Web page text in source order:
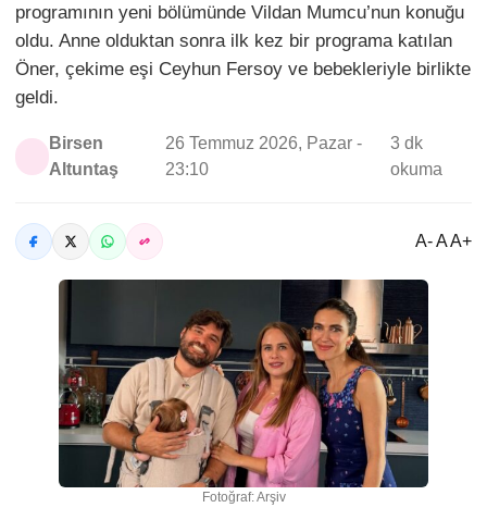
programının yeni bölümünde Vildan Mumcu’nun konuğu
oldu. Anne olduktan sonra ilk kez bir programa katılan
Öner, çekime eşi Ceyhun Fersoy ve bebekleriyle birlikte
geldi.
Birsen
Altuntaş
26 Temmuz 2026, Pazar -
23:10
3 dk
okuma
A- A A+
Fotoğraf: Arşiv